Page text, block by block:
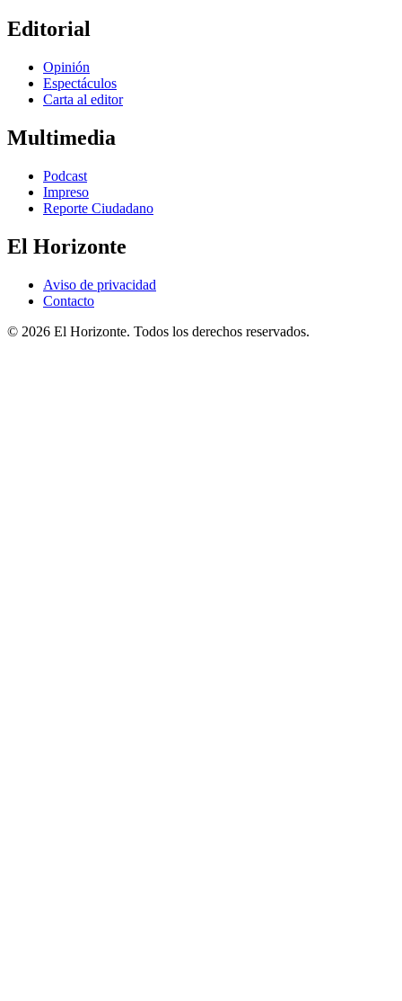
Editorial
Opinión
Espectáculos
Carta al editor
Multimedia
Podcast
Impreso
Reporte Ciudadano
El Horizonte
Aviso de privacidad
Contacto
© 2026 El Horizonte. Todos los derechos reservados.